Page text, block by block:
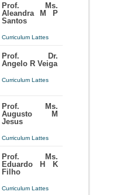
6 meses
Prof. Ms.
Aleandra M P
Santos
Curriculum Lattes
Prof. Dr.
Angelo R Veiga
Curriculum Lattes
6 meses
Prof. Ms.
Augusto M
Jesus
Curriculum Lattes
meses
Prof. Ms.
Eduardo H K
Filho
Curriculum Lattes